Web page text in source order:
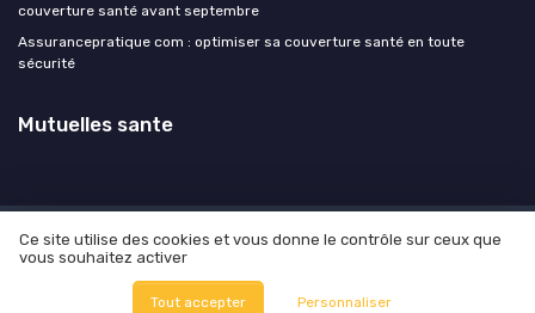
couverture santé avant septembre
Assurancepratique com : optimiser sa couverture santé en toute
sécurité
Mutuelles sante
Mentions légales Politique de confidentialité
Devis
© Mutuelles sante 2026
Ce site utilise des cookies et vous donne le contrôle sur ceux que
vous souhaitez activer
Tout accepter Personnaliser